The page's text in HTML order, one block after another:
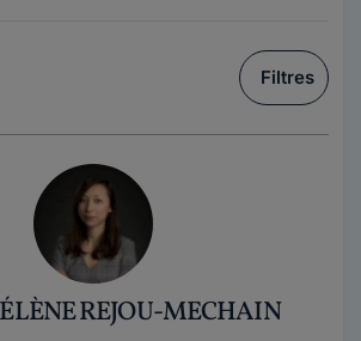
Filtres
REJOU-MECHAIN